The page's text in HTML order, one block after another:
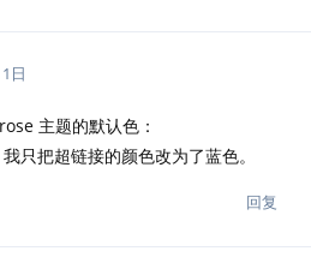
日
主题的默认色：
我只把超链接的颜色改为了蓝色。
回复